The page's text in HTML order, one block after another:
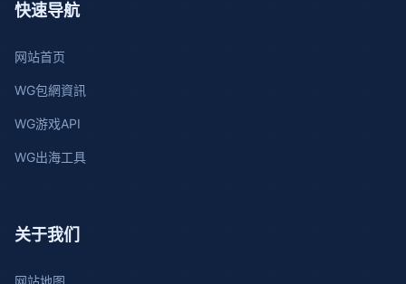
快速导航
网站首页
WG包網資訊
WG游戏API
WG出海工具
关于我们
网站地图